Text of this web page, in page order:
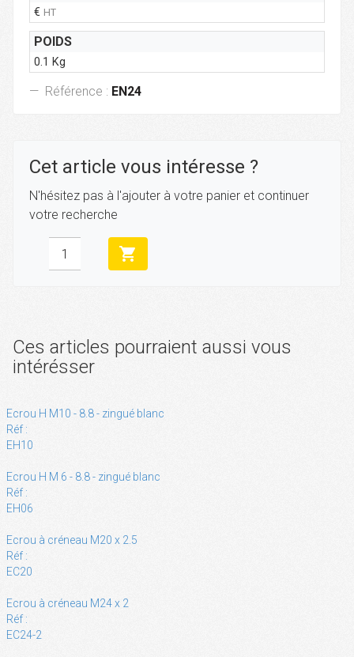
€ HT
POIDS
0.1 Kg
Référence : EN24
Cet article vous intéresse ?
N'hésitez pas à l'ajouter à votre panier et continuer
votre recherche
shopping_cart
Ces articles pourraient aussi vous
intérésser
Ecrou H M10 - 8.8 - zingué blanc
Réf :
EH10
Ecrou H M 6 - 8.8 - zingué blanc
Réf :
EH06
Ecrou à créneau M20 x 2.5
Réf :
EC20
Ecrou à créneau M24 x 2
Réf :
EC24-2